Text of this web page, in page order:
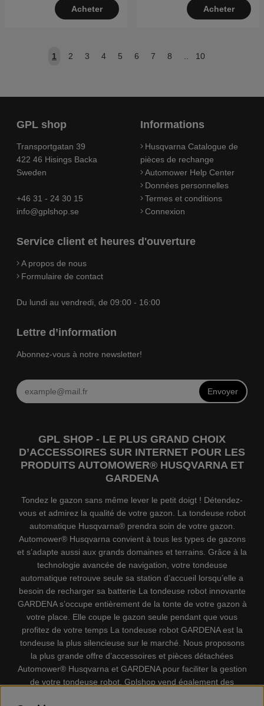
Acheter Acheter
1 2 3 4 5 6 7 8 .. 10
GPL shop
Transportgatan 39
422 46 Hisings Backa
Sweden
+46 31 - 24 30 15
info@gplshop.se
Informations
Husqvarna Catalogue de
pièces de rechange
Automower Help Center
Données personnelles
Termes et conditions
Connexion
Service client et heures d'ouverture
A propos de nous
Formulaire de contact
Du lundi au vendredi, de 09:00 - 16:00
Lettre d’information
Abonnez-vous à notre newsletter!
Envoyer
GPL SHOP - LE PLUS GRAND CHOIX
D’ACCESSOIRES SUR INTERNET POUR LES
PRODUITS AUTOMOWER® HUSQVARNA ET
GARDENA
Tondez le gazon sans même lever le petit doigt ! Détendez-
vous et admirez la qualité de votre gazon. La tondeuse robot
automatique Husqvarna® prendra soin de votre gazon.
Automower® Husqvarna convient à tous les types de gazons
et s’adapte aussi aux grands domaines et terrains. Grâce à la
technologie avancée de navigation, votre tondeuse
automatique retrouve seule sa station d’accueil lorsqu’elle a
besoin de recharger sa batterie La tondeuse robot innovante
GARDENA s’occupe entièrement de la tonte de votre gazon à
votre place. Elle coupe le gazon seule pendant que vous
profitez de votre temps La tondeuse robot GARDENA est la
tondeuse la plus silencieuse sur le marché. Nous proposons
la plus grande offre d’accessoires et pièces détachées
Automower® Husqvarna et GARDENA pour faciliter la gestion
de votre tondeuse robot. Gplshop vend également des